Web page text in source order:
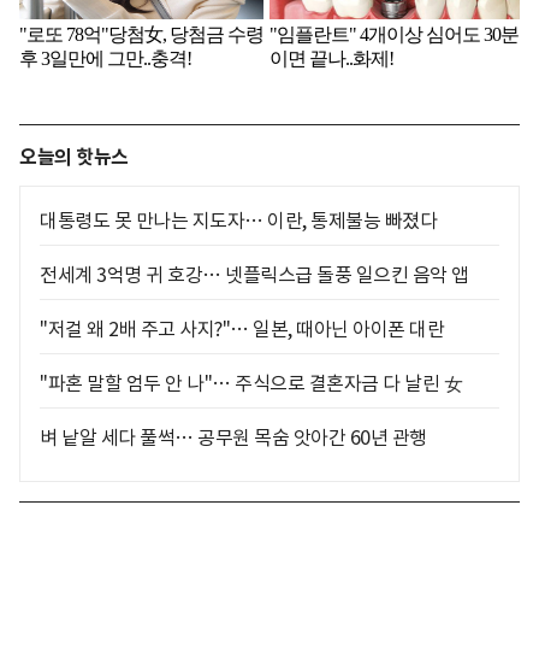
오늘의 핫뉴스
대통령도 못 만나는 지도자… 이란, 통제불능 빠졌다
전세계 3억명 귀 호강… 넷플릭스급 돌풍 일으킨 음악 앱
"저걸 왜 2배 주고 사지?"… 일본, 때아닌 아이폰 대란
"파혼 말할 엄두 안 나"… 주식으로 결혼자금 다 날린 女
벼 낱알 세다 풀썩… 공무원 목숨 앗아간 60년 관행